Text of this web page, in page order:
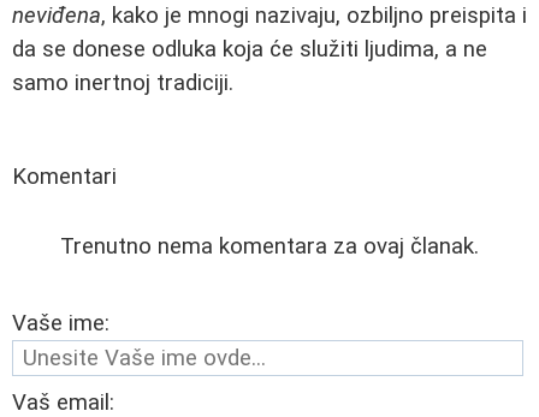
neviđena, kako je mnogi nazivaju, ozbiljno preispita i
da se donese odluka koja će služiti ljudima, a ne
samo inertnoj tradiciji.
Komentari
Trenutno nema komentara za ovaj članak.
Vaše ime:
Vaš email: